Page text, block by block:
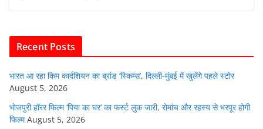
o
o
k
p
Recent Posts
भारत आ रहा किम कार्दशियन का ब्रांड ‘स्किम्स’, दिल्ली-मुंबई में खुलेंगे पहले स्टोर
August 5, 2026
भोजपुरी हॉरर फिल्म ‘पिया का घर’ का फर्स्ट लुक जारी, रोमांच और रहस्य से भरपूर होगी
फिल्म August 5, 2026